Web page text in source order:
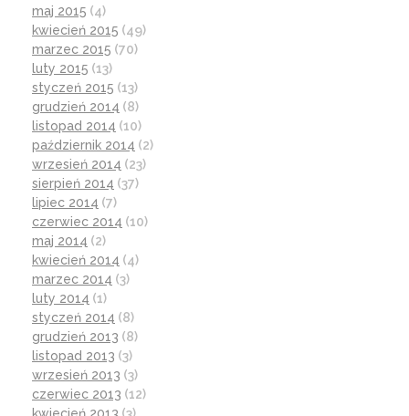
maj 2015 (4)
kwiecień 2015 (49)
marzec 2015 (70)
luty 2015 (13)
styczeń 2015 (13)
grudzień 2014 (8)
listopad 2014 (10)
październik 2014 (2)
wrzesień 2014 (23)
sierpień 2014 (37)
lipiec 2014 (7)
czerwiec 2014 (10)
maj 2014 (2)
kwiecień 2014 (4)
marzec 2014 (3)
luty 2014 (1)
styczeń 2014 (8)
grudzień 2013 (8)
listopad 2013 (3)
wrzesień 2013 (3)
czerwiec 2013 (12)